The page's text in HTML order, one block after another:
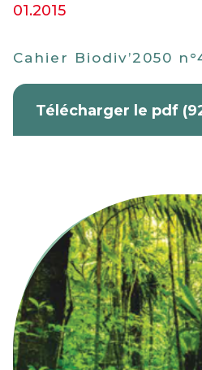
01.2015
Cahier Biodiv’2050
Télécharger le pdf